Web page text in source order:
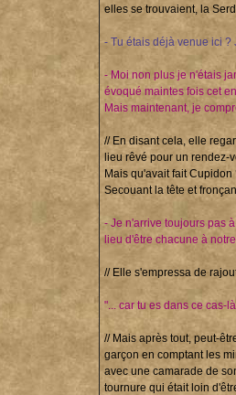
elles se trouvaient, la
- Tu étais déjà venue ici
- Moi non plus je n'étais
évoqué maintes fois cet
Mais maintenant, je
// En disant cela, elle
lieu rêvé pour un rendez-
Mais qu'avait fait
Secouant la tête et
- Je n'arrive toujours pas
lieu d'être chacune à
// Elle s'empressa de
"... car tu es dans ce cas-
// Mais après tout, peut-
garçon en comptant les
avec une camarade de
tournure qui était loin